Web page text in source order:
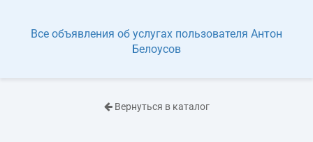
Все объявления об услугах пользователя Антон
Белоусов
Вернуться в каталог